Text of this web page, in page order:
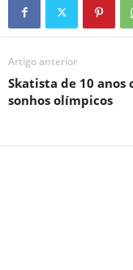
Artigo anterior
Skatista de 10 anos
sonhos olímpicos